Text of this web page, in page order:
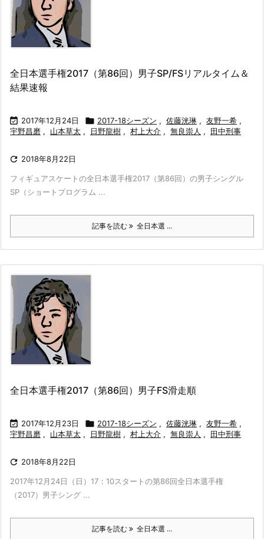
全日本選手権2017（第86回）男子SP/FSリアルタイム＆
結果速報
 2017年12月24日  2017-18シーズン , 佐藤洸琳 , 友野一希 ,
宇野昌磨 , 山本草太 , 日野龍樹 , 村上大介 , 無良崇人 , 田中刑事
 2018年8月22日
フィギュアスケートの全日本選手権2017（第86回）の男子シングル
SP（ショートプログラム ...
記事を読む 全日本選 ...
全日本選手権2017（第86回）男子FS滑走順
 2017年12月23日  2017-18シーズン , 佐藤洸琳 , 友野一希 ,
宇野昌磨 , 山本草太 , 日野龍樹 , 村上大介 , 無良崇人 , 田中刑事
 2018年8月22日
2017年12月24日（日）17：10スタートの第86回全日本選手権
（2017）男子シング ...
記事を読む 全日本選 ...